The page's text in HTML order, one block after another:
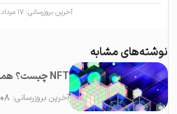
آخرین بروزرسانی:۱۷ مرداد ۱۴۰۵ ۱۰:۴۶
نوشته‌های مشابه
آخرین بروزرسانی:۰۸ تیر ۱۴۰۵